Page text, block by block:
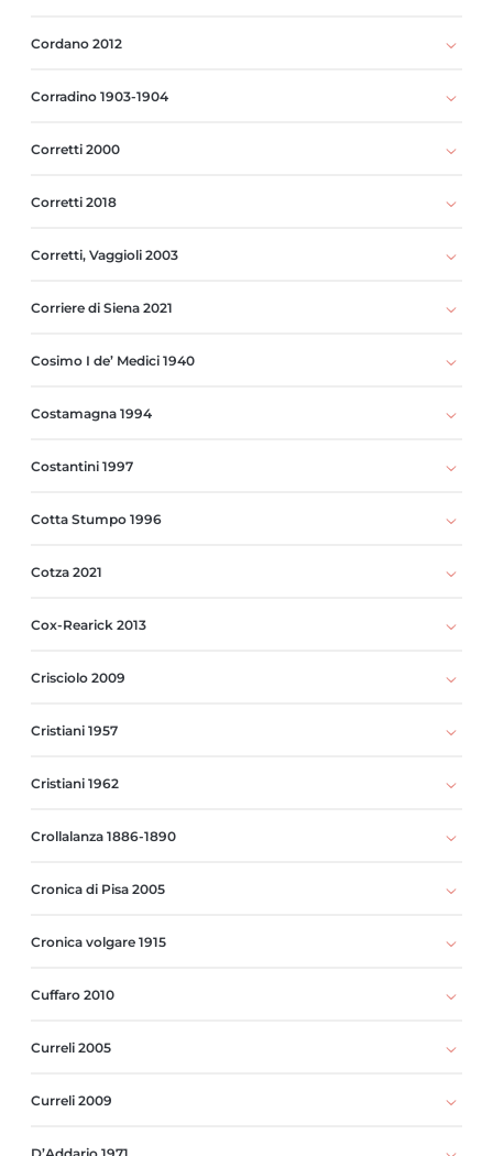
Cordano 2012
Corradino 1903-1904
Corretti 2000
Corretti 2018
Corretti, Vaggioli 2003
Corriere di Siena 2021
Cosimo I de’ Medici 1940
Costamagna 1994
Costantini 1997
Cotta Stumpo 1996
Cotza 2021
Cox-Rearick 2013
Crisciolo 2009
Cristiani 1957
Cristiani 1962
Crollalanza 1886-1890
Cronica di Pisa 2005
Cronica volgare 1915
Cuffaro 2010
Curreli 2005
Curreli 2009